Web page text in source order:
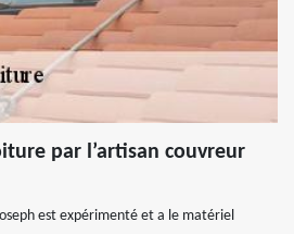
par l’artisan couvreur
est expérimenté et a le matériel